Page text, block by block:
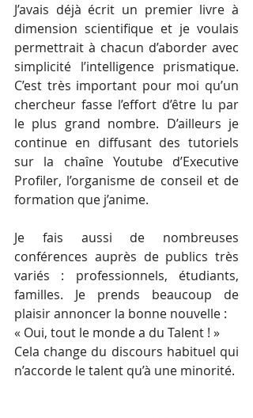
J’avais déjà écrit un premier livre à
dimension scientifique et je voulais
permettrait à chacun d’aborder avec
simplicité l’intelligence prismatique.
C’est très important pour moi qu’un
chercheur fasse l’effort d’être lu par
le plus grand nombre. D’ailleurs je
continue en diffusant des tutoriels
sur la chaîne Youtube d’Executive
Profiler, l’organisme de conseil et de
formation que j’anime.
Je fais aussi de nombreuses
conférences auprès de publics très
variés : professionnels, étudiants,
familles. Je prends beaucoup de
plaisir annoncer la bonne nouvelle :
« Oui, tout le monde a du Talent ! »
Cela change du discours habituel qui
n’accorde le talent qu’à une minorité.